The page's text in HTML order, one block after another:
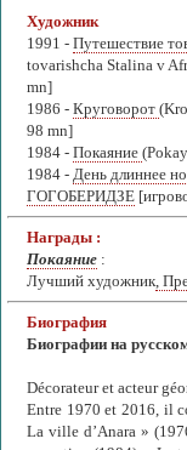
Художник
1991 - Путешествие
tovarishcha Stalina v
mn]
1986 - Круговорот
98 mn]
1984 - Покаяние
1984 - День длиннее
ГОГОБЕРИДЗЕ
Награды :
Покаяние :
Лучший художник,
Биография
Биографии на
Décorateur et acteur
Entre 1970 et 2016, il
La ville d’Anara »